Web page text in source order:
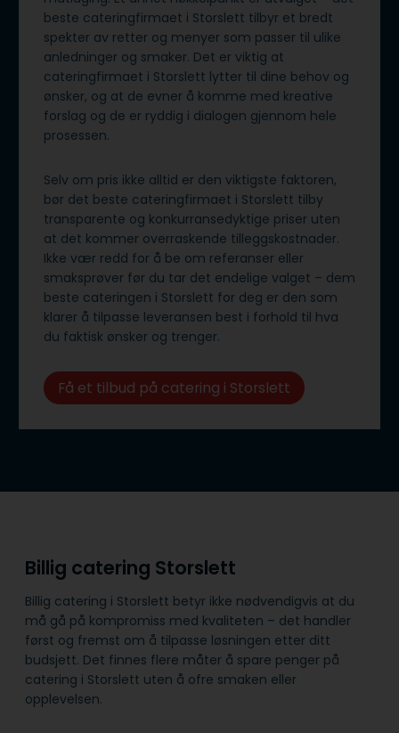
beste cateringfirmaet i Storslett tilbyr et bredt
spekter av retter og menyer som passer til ulike
anledninger og smaker. Det er viktig at
cateringfirmaet i Storslett lytter til dine behov og
ønsker, og at de evner å komme med kreative
forslag og de er ryddig i dialogen gjennom hele
prosessen.
Selv om pris ikke alltid er den viktigste faktoren,
bør det beste cateringfirmaet i Storslett tilby
transparente og konkurransedyktige priser uten
at det kommer overraskende tilleggskostnader.
Ikke vær redd for å be om referanser eller
smaksprøver før du tar det endelige valget – dem
beste cateringen i Storslett for deg er den som
klarer å tilpasse leveransen best i forhold til hva
du faktisk ønsker og trenger.
Få et tilbud på catering i Storslett
Billig catering Storslett
Billig catering i Storslett betyr ikke nødvendigvis at du
må gå på kompromiss med kvaliteten – det handler
først og fremst om å tilpasse løsningen etter ditt
budsjett. Det finnes flere måter å spare penger på
catering i Storslett uten å ofre smaken eller
opplevelsen.